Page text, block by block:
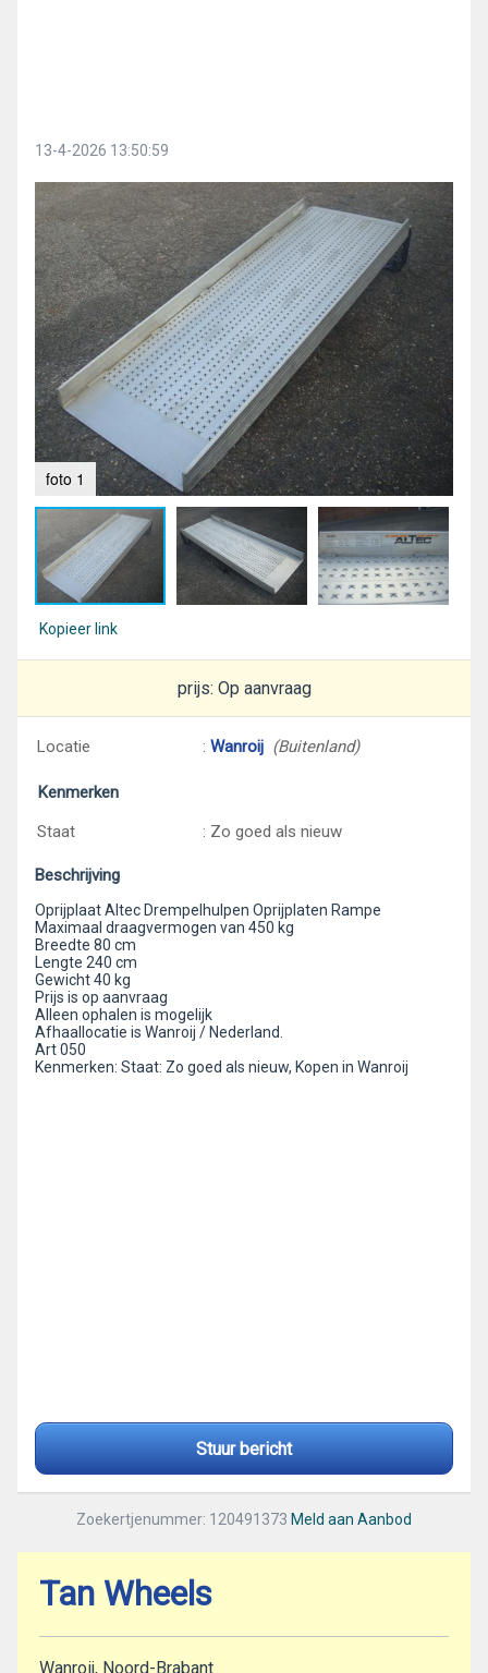
13-4-2026 13:50:59
foto 1
Kopieer link
prijs: Op aanvraag
Locatie : Wanroij (Buitenland)
Kenmerken
Staat
: Zo goed als nieuw
Beschrijving
Oprijplaat Altec Drempelhulpen Oprijplaten Rampe
Maximaal draagvermogen van 450 kg
Breedte 80 cm
Lengte 240 cm
Gewicht 40 kg
Prijs is op aanvraag
Alleen ophalen is mogelijk
Afhaallocatie is Wanroij / Nederland.
Art 050
Kenmerken: Staat: Zo goed als nieuw, Kopen in Wanroij
Stuur bericht
Zoekertjenummer: 120491373 Meld aan Aanbod
Tan Wheels
Wanroij, Noord-Brabant